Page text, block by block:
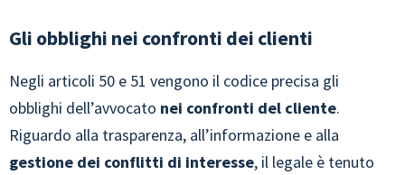
Gli obblighi nei confronti dei clienti
Negli articoli 50 e 51 vengono il codice precisa gli
obblighi dell’avvocato nei confronti del cliente.
Riguardo alla trasparenza, all’informazione e alla
gestione dei conflitti di interesse, il legale è tenuto